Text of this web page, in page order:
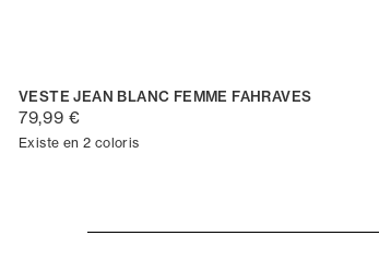
VESTE JEAN BLANC FEMME FAHRAVES
79,99 €
Existe en 2 coloris